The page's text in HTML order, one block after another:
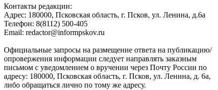
Контакты редакции:
Адреc: 180000, Псковская область, г. Псков, ул. Ленина, д.6а
Телефон: 8(8112) 500-405
Email: redactor@informpskov.ru
Официальные запросы на размещение ответа на публикацию/
опровержения информации следует направлять заказным
письмом с уведомлением о вручении через Почту России по
адресу: 180000, Псковская область, г. Псков, ул. Ленина, д. 6а,
либо обращаться лично по тому же адресу.